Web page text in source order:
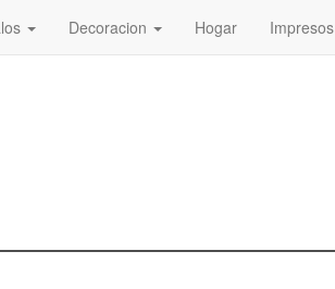
Decoracion Hogar Impresos